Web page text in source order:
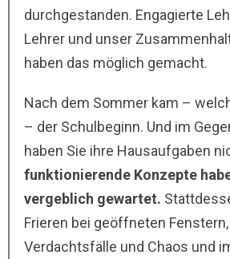
durchgestanden. Engagierte
Lehrer und unser
haben das möglich gemacht.
Nach dem Sommer kam –
– der Schulbeginn. Und im
haben Sie ihre Hausaufgaben
funktionierende Konzepte
vergeblich gewartet.
Frieren bei geöffneten
Verdachtsfälle und Chaos und